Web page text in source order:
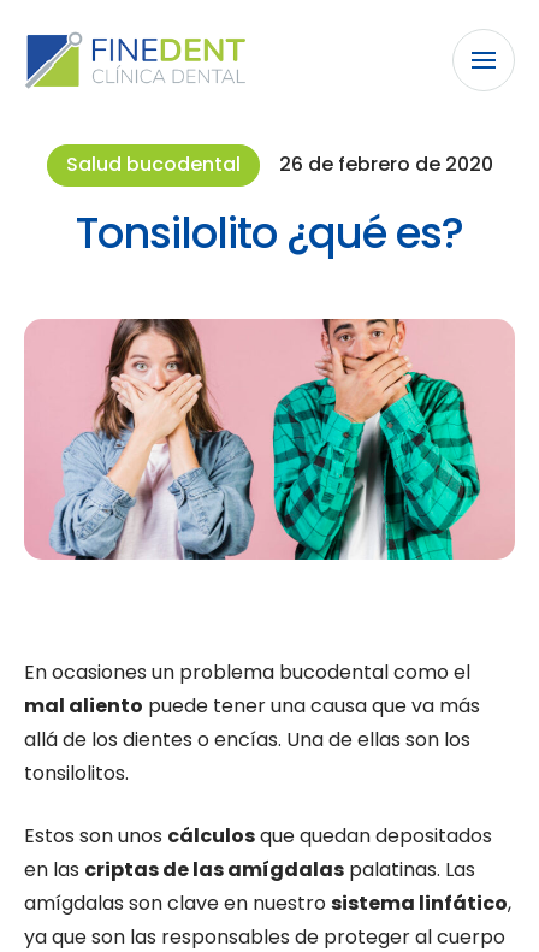
Salud bucodental 26 de febrero de 2020
Tonsilolito ¿qué es?
En ocasiones un problema bucodental como el
mal aliento puede tener una causa que va más
allá de los dientes o encías. Una de ellas son los
tonsilolitos.
Estos son unos cálculosque quedan depositados
en las criptas de las amígdalas palatinas. Las
amígdalas son clave en nuestrosistema linfático,
ya que son las responsables de proteger al cuerpo